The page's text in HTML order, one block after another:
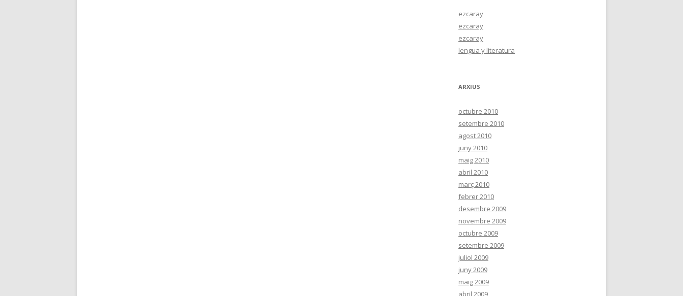
ezcaray
ezcaray
ezcaray
lengua y literatura
ARXIUS
octubre 2010
setembre 2010
agost 2010
juny 2010
maig 2010
abril 2010
març 2010
febrer 2010
desembre 2009
novembre 2009
octubre 2009
setembre 2009
juliol 2009
juny 2009
maig 2009
abril 2009